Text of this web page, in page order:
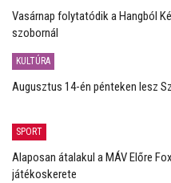
Vasárnap folytatódik a Hangból
szobornál
KULTÚRA
Augusztus 14-én pénteken lesz
SPORT
Alaposan átalakul a MÁV Előre
játékoskerete